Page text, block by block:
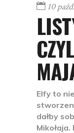
10
Elfy to
dałby
Mikołaja.